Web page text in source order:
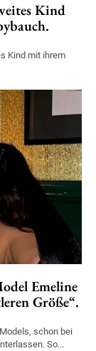
Kind
Kind mit ihrem
Emeline
Größe“.
schon bei
So...